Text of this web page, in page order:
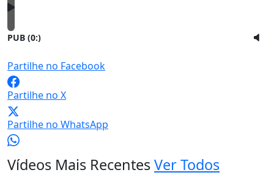
PUB (0:)
Partilhe no Facebook
Partilhe no X
Partilhe no WhatsApp
Vídeos Mais RecentesVer Todos